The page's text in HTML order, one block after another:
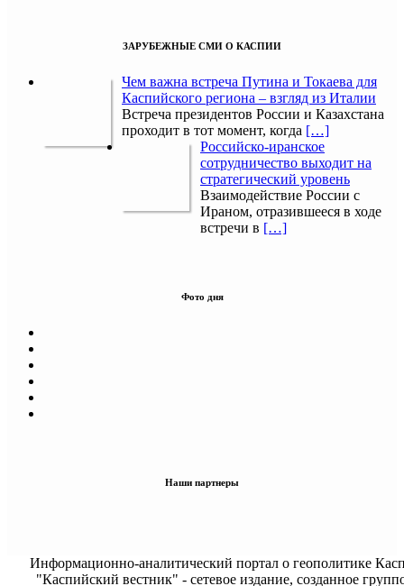
ЗАРУБЕЖНЫЕ СМИ О КАСПИИ
Чем важна встреча Путина и Токаева для
Каспийского региона – взгляд из Италии
Встреча президентов России и Казахстана
проходит в тот момент, когда […]
Российско-иранское
сотрудничество выходит на
стратегический уровень
Взаимодействие России с
Ираном, отразившееся в ходе
встречи в […]
Фото дня
Наши партнеры
Информационно-аналитический портал о геополитике
"Каспийский вестник" - сетевое издание, созданное